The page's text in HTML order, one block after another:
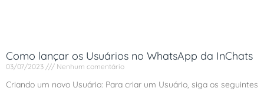
Como lançar os Usuários no WhatsApp da InChats
03/07/2023 Nenhum comentário
Criando um novo Usuário: Para criar um Usuário, siga os seguintes